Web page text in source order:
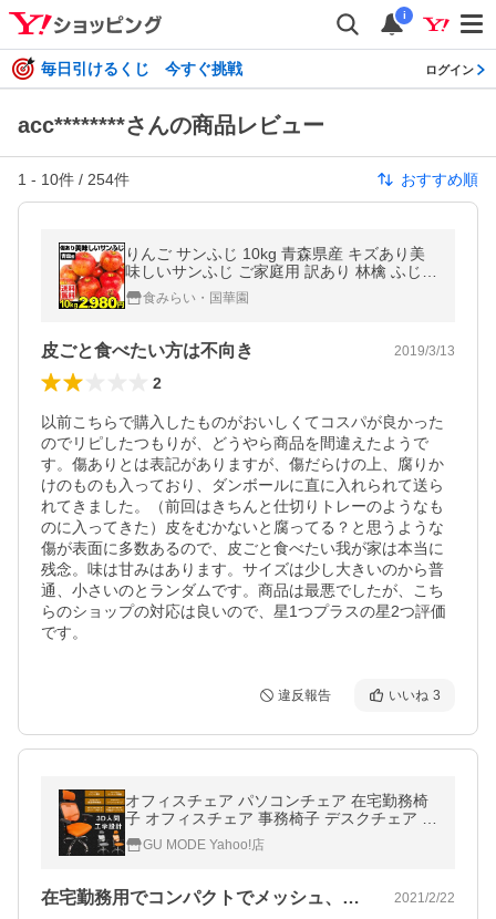
i
毎日引けるくじ 今すぐ挑戦 ログイン
acc********さんの商品レビュー
1 - 10件 / 254件 おすすめ順
りんご サンふじ 10kg 青森県産 キズあり美
味しいサンふじ ご家庭用 訳あり 林檎 ふじり
んご さんふじ 現在出荷中 果物 国華園
食みらい・国華園
皮ごと食べたい方は不向き 2019/3/13
2
以前こちらで購入したものがおいしくてコスパが良かった
のでリピしたつもりが、どうやら商品を間違えたようで
す。傷ありとは表記がありますが、傷だらけの上、腐りか
けのものも入っており、ダンボールに直に入れられて送ら
れてきました。（前回はきちんと仕切りトレーのようなも
のに入ってきた）皮をむかないと腐ってる？と思うような
傷が表面に多数あるので、皮ごと食べたい我が家は本当に
残念。味は甘みはあります。サイズは少し大きいのから普
通、小さいのとランダムです。商品は最悪でしたが、こち
らのショップの対応は良いので、星1つプラスの星2つ評価
です。
違反報告 いいね 3
オフィスチェア パソコンチェア 在宅勤務椅
子 オフィスチェア 事務椅子 デスクチェア チ
ェア 新生活 SPEEDY
GU MODE Yahoo!店
在宅勤務用でコンパクトでメッシュ、肘掛… 2021/2/22